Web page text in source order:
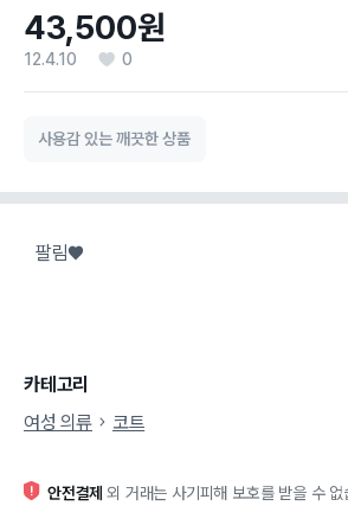
43,500원
12.4.10 0
사용감 있는 깨끗한 상품
팔림♥
카테고리
여성 의류
코트
안전결제 외 거래는 사기피해 보호를 받을 수 없